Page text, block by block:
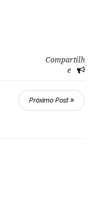
Compartilh
e
Próximo Post